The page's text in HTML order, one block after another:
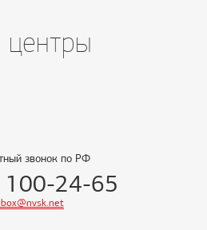
центры
звонок по РФ
24-65